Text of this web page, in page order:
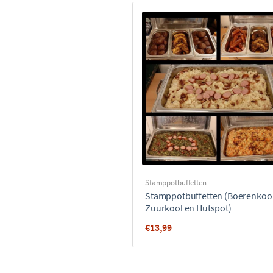
Stamppotbuffetten
Stamppotbuffetten
Zuurkool en Hutspot)
€13,99